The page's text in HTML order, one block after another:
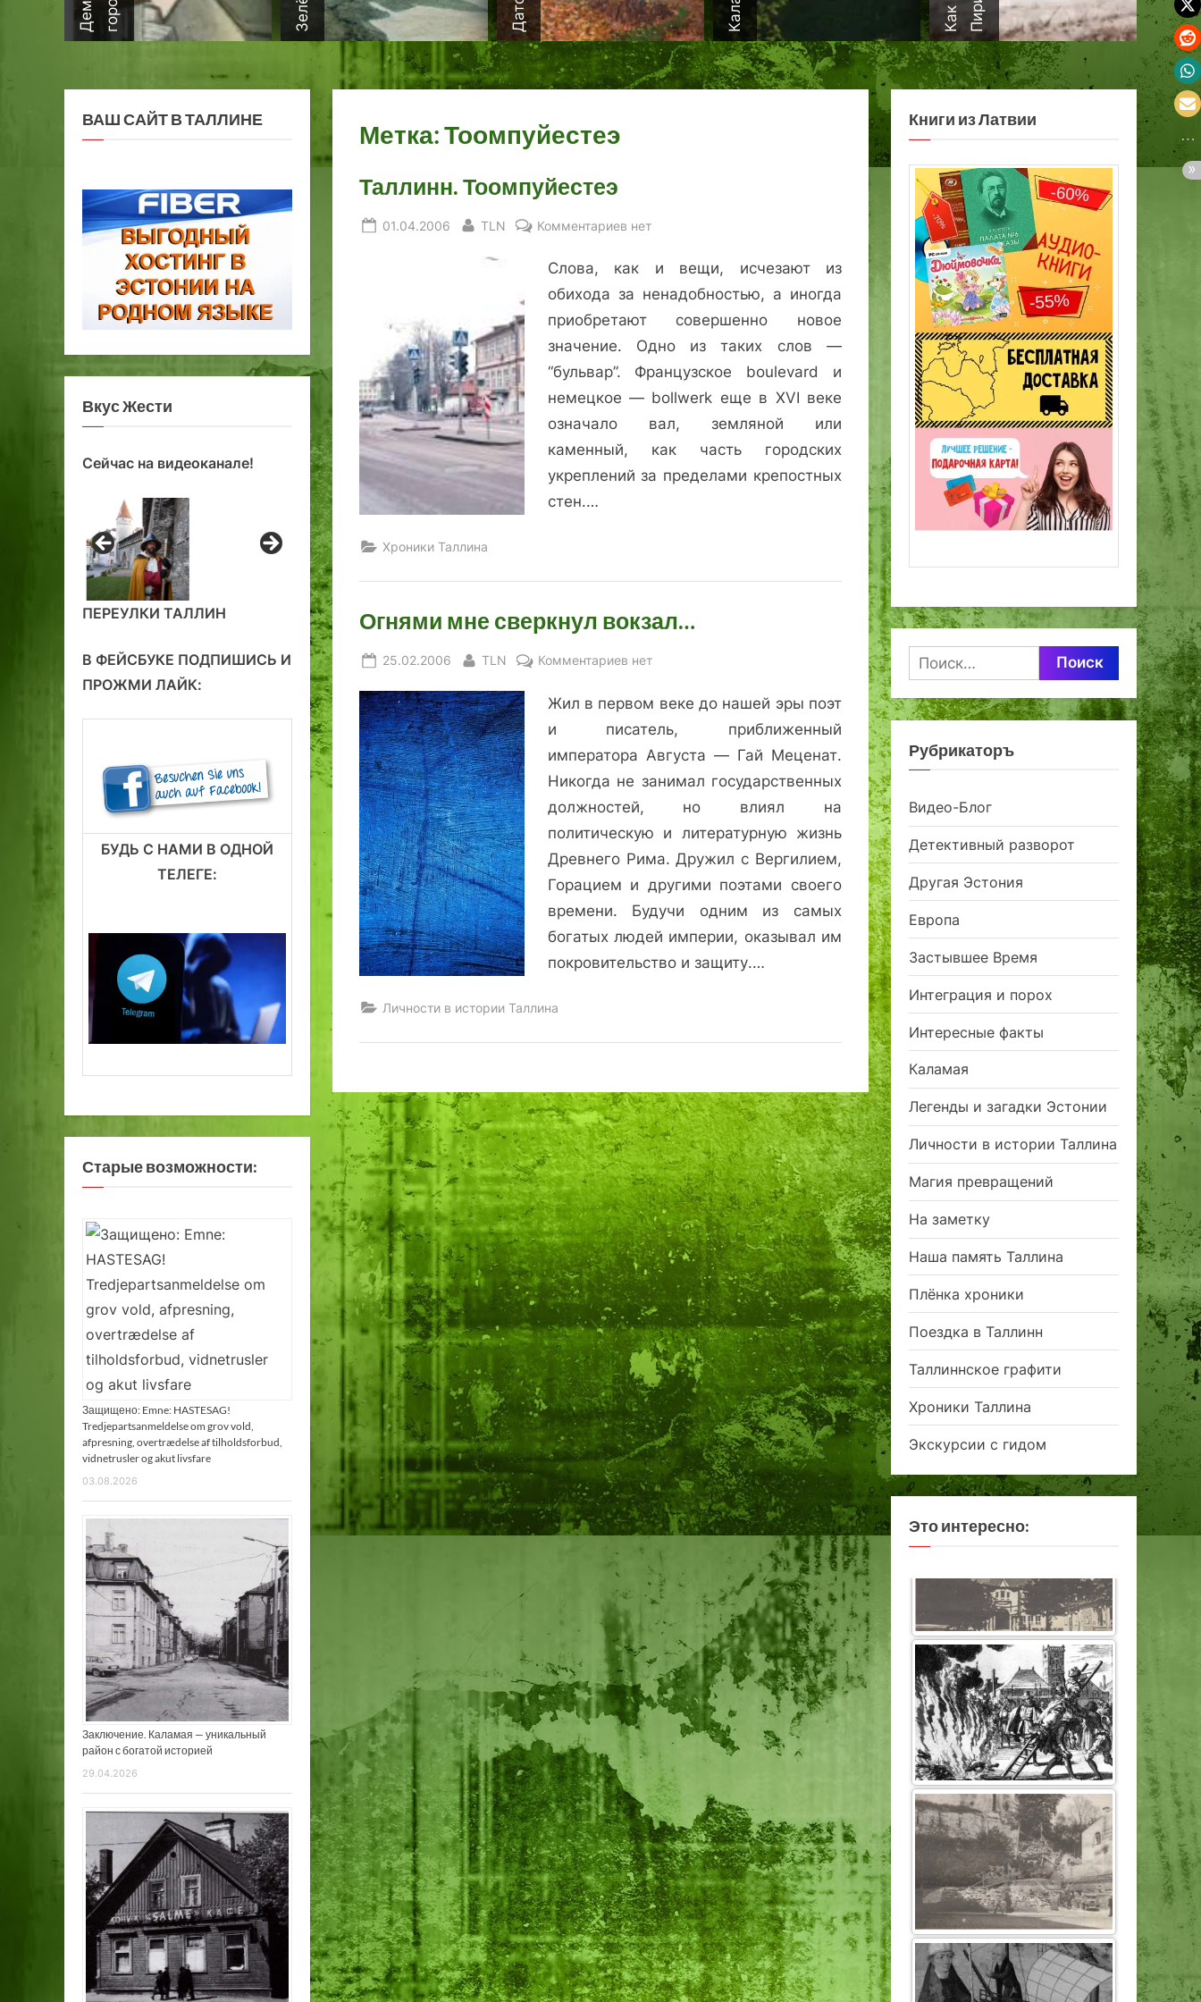
Метка:Тоомпуйестеэ
Таллинн. Тоомпуйестеэ
Posted
01.04.2006 By
TLN Комментариев к
Таллинн.
Тоомпуйестеэ
нет
Слова, как и вещи, исчезают из
обихода за ненадобностью, а иногда
приобретают совершенно новое
значение. Одно из таких слов —
“бульвар”. Французское boulevard и
немецкое — bollwerk еще в ХVI веке
означало вал, земляной или
каменный, как часть городских
укреплений за пределами крепостных
стен.…
Хроники Таллина
Огнями мне сверкнул вокзал…
Posted
25.02.2006 By
TLN Комментариев к
Огнями
мне
сверкнул
нет
Жил в первом веке до нашей эры поэт
и писатель, приближенный
императора Августа — Гай Меценат.
Никогда не занимал государственных
должностей, но влиял на
политическую и литературную жизнь
Древнего Рима. Дружил с Вергилием,
Горацием и другими поэтами своего
времени. Будучи одним из самых
богатых людей империи, оказывал им
покровительство и защиту.…
Личности в истории Таллина
ВАШ САЙТ В ТАЛЛИНЕ
Вкус Жести
Сейчас на видеоканале!
ПЕРЕУЛКИ ТАЛЛИН
В ФЕЙСБУКЕ ПОДПИШИСЬ И
ПРОЖМИ ЛАЙК:
БУДЬ С НАМИ В ОДНОЙ
ТЕЛЕГЕ:
Старые возможности:
Защищено: Emne: HASTESAG!
Tredjepartsanmeldelse om grov vold,
afpresning, overtrædelse af tilholdsforbud,
vidnetrusler og akut livsfare
03.08.2026
Заключение. Каламая — уникальный
район с богатой историей
29.04.2026
Книги из Латвии
Найти:
Рубрикаторъ
Видео-Блог
Детективный разворот
Другая Эстония
Европа
Застывшее Время
Интеграция и порох
Интересные факты
Каламая
Легенды и загадки Эстонии
Личности в истории Таллина
Магия превращений
На заметку
Наша память Таллина
Плёнка хроники
Поездка в Таллинн
Таллиннское графити
Хроники Таллина
Экскурсии с гидом
Это интересно: